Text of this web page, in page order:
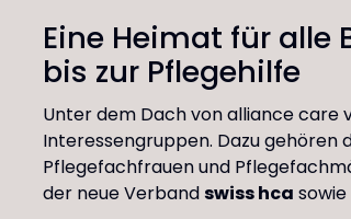
Eine Heimat für alle
bis zur Pflegehilfe
Unter dem Dach von alliance care
Interessengruppen. Dazu gehören
Pflegefachfrauen und
der neue Verbandswiss hca